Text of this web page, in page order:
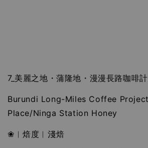
7_美麗之地・蒲隆地・漫漫長路咖啡
Burundi Long-Miles Coffee
Place/Ninga Station Honey
❀︱焙度︱淺焙